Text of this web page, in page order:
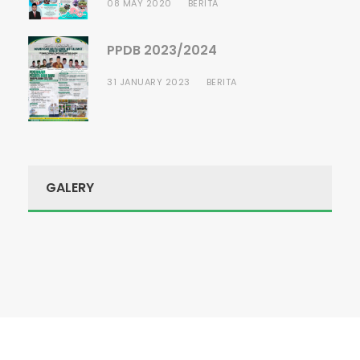
08 MAY 2020 BERITA
PPDB 2023/2024
31 JANUARY 2023 BERITA
GALERY